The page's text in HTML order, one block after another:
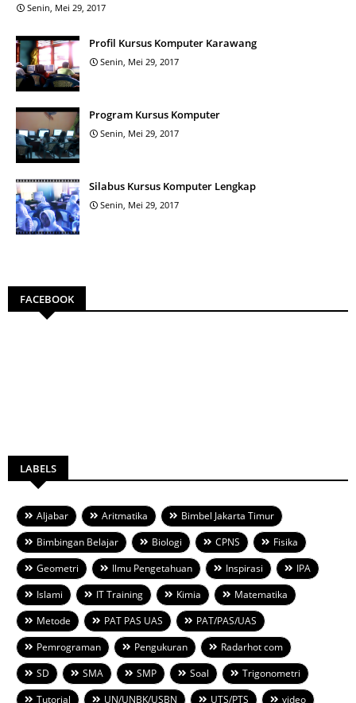
Senin, Mei 29, 2017
Profil Kursus Komputer Karawang
Senin, Mei 29, 2017
Program Kursus Komputer
Senin, Mei 29, 2017
Silabus Kursus Komputer Lengkap
Senin, Mei 29, 2017
FACEBOOK
LABELS
Aljabar Aritmatika
Bimbel Jakarta Timur
Bimbingan Belajar
Biologi CPNS
Fisika
Geometri
Ilmu Pengetahuan Inspirasi
IPA
Islami
IT Training Kimia
Matematika
Metode
PAT PAS UAS
PAT/PAS/UAS
Pemrograman
Pengukuran
Radarhot com
SD
SMA SMP Soal
Trigonometri
Tutorial
UN/UNBK/USBN UTS/PTS video